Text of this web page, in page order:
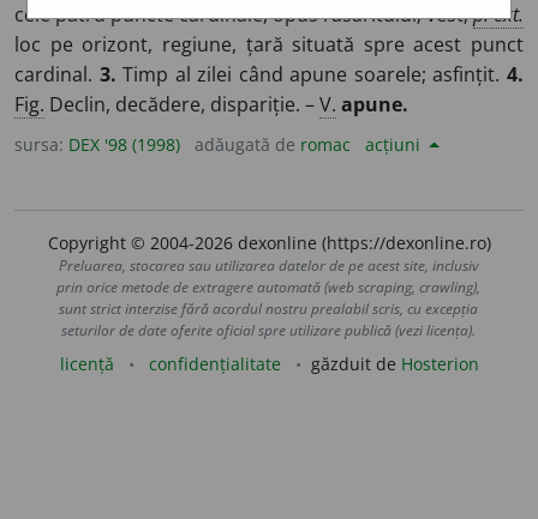
cele patru puncte cardinale, opus răsăritului; vest;p. ext.
loc pe orizont, regiune, țară situată spre acest punct
cardinal. 3. Timp al zilei când apune soarele; asfințit.4.
Fig. Declin, decădere, dispariție. –V. apune.
sursa: DEX '98 (1998) adăugată de romac acțiuni
Copyright © 2004-2026 dexonline (https://dexonline.ro)
Preluarea, stocarea sau utilizarea datelor de pe acest site, inclusiv
prin orice metode de extragere automată (web scraping, crawling),
sunt strict interzise fără acordul nostru prealabil scris, cu excepția
seturilor de date oferite oficial spre utilizare publică (vezi licența).
licență confidențialitate găzduit de Hosterion